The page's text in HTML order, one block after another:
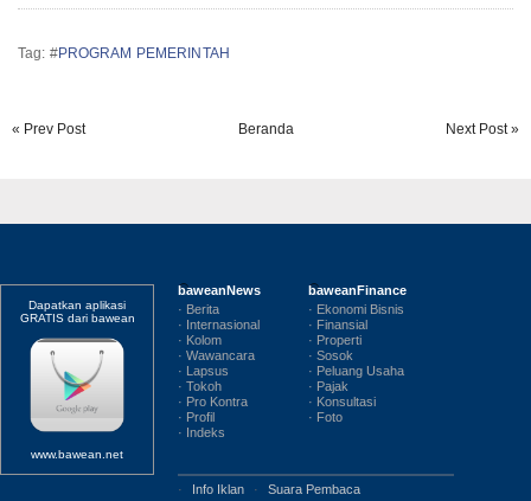
Tag: #PROGRAM PEMERINTAH
« Prev Post Next Post »
Beranda
Dapatkan aplikasi
GRATIS dari bawean
www.bawean.net
baweanNews
· Berita
· Internasional
· Kolom
· Wawancara
· Lapsus
· Tokoh
· Pro Kontra
· Profil
· Indeks
baweanFinance
· Ekonomi Bisnis
· Finansial
· Properti
· Sosok
· Peluang Usaha
· Pajak
· Konsultasi
· Foto
· Info Iklan · Suara Pembaca